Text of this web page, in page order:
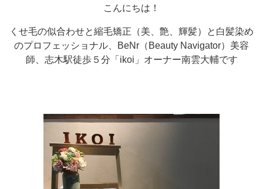
こんにちは！
くせ毛の似合わせと縮毛矯正（美、艶、輝髪）と白髪染め
のプロフェッショナル、BeNr（Beauty Navigator）美容
師、志木駅徒歩５分「ikoi」オーナー南雲大輔です